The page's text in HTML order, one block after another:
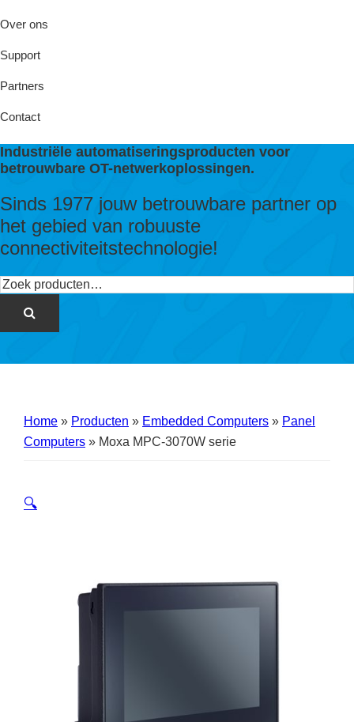
Over ons
Support
Partners
Contact
Industriële automatiseringsproducten voor
betrouwbare OT-netwerkoplossingen.
Sinds 1977 jouw betrouwbare partner op
het gebied van robuuste
connectiviteitstechnologie!
Zoeken
Home » Producten » Embedded Computers » Panel
Computers » Moxa MPC-3070W serie
🔍